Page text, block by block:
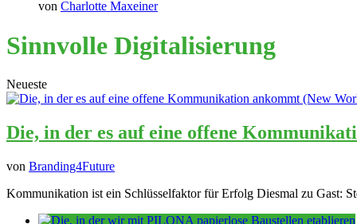
von Charlotte Maxeiner
Sinnvolle Digitalisierung
Neueste
Die, in der es auf eine offene
von Branding4Future
Kommunikation ist ein Schlüsselfaktor für Erfolg Diesmal zu Gast: